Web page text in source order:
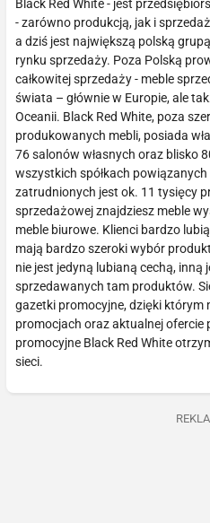
Black Red White - jest
- zarówno produkcją, jak i
a dziś jest największą polską
rynku sprzedaży. Poza Polską
całkowitej sprzedaży - meble
świata – głównie w Europie, ale
Oceanii. Black Red White, poza
produkowanych mebli, posiada
76 salonów własnych oraz blisko
wszystkich spółkach powiązanych
zatrudnionych jest ok. 11 tysięcy
sprzedażowej znajdziesz meble
meble biurowe. Klienci bardzo
mają bardzo szeroki wybór
nie jest jedyną lubianą cechą, inną
sprzedawanych tam produktów.
gazetki promocyjne, dzięki którym
promocjach oraz aktualnej ofercie
promocyjne Black Red White
sieci.